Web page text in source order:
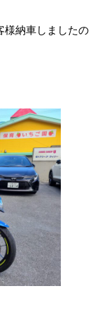
様納車しましたの